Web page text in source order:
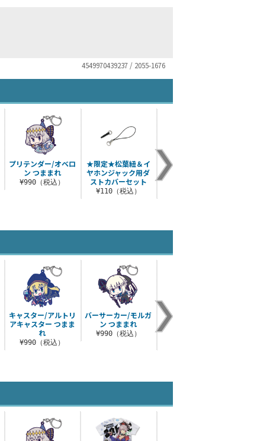
4549970439237 / 2055-1676
プリテンダー/オベロ
ン つままれ
¥990（税込）
★限定★松葉紐＆イ
ヤホンジャック用ダ
ストカバーセット
¥110（税込）
バーサーカー/ジャン
ヌ・ダルク〔オル
キャスター/アルトリ
アキャスター つまま
れ
¥990（税込）
バーサーカー/モルガ
ン つままれ
¥990（税込）
マスター/主人公
（女） 礼装 極地用カ
ルデア制服Ver. つ..